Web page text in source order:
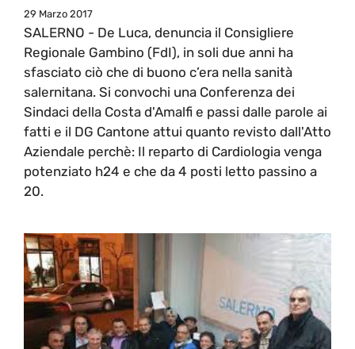
29 Marzo 2017
SALERNO - De Luca, denuncia il Consigliere
Regionale Gambino (FdI), in soli due anni ha
sfasciato ciò che di buono c’era nella sanità
salernitana. Si convochi una Conferenza dei
Sindaci della Costa d'Amalfi e passi dalle parole ai
fatti e il DG Cantone attui quanto revisto dall'Atto
Aziendale perchè: Il reparto di Cardiologia venga
potenziato h24 e che da 4 posti letto passino a
20.